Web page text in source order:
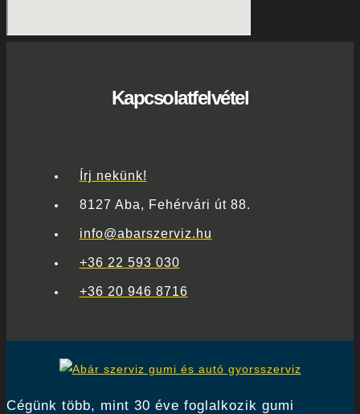
Kapcsolatfelvétel
Írj nekünk!
8127 Aba, Fehérvári út 88.
info@abarszerviz.hu
+36 22 593 030
+36 20 946 8716
Cégünk több, mint 30 éve foglalkozik gumi